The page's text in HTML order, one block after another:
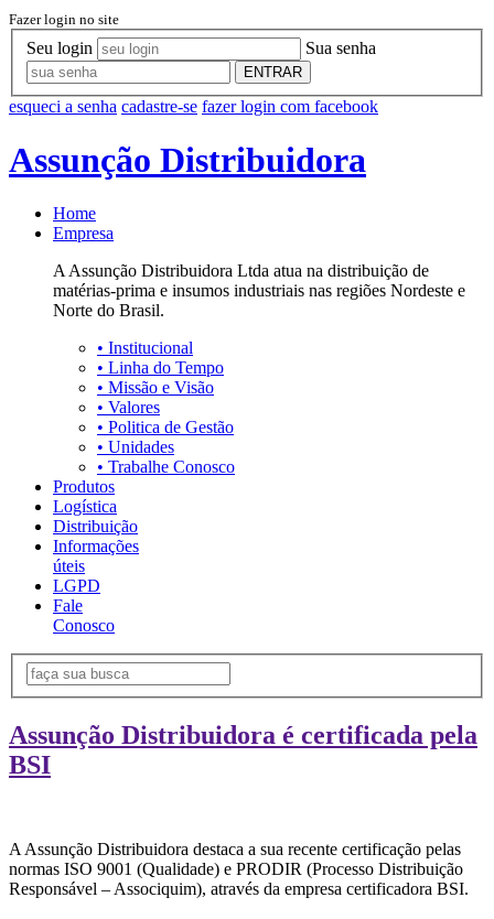
Fazer login no site
Seu login Sua senha
ENTRAR
esqueci a senha cadastre-se fazer login com facebook
Assunção Distribuidora
Home
Empresa
A Assunção Distribuidora Ltda atua na distribuição de
matérias-prima e insumos industriais nas regiões Nordeste e
Norte do Brasil.
• Institucional
• Linha do Tempo
• Missão e Visão
• Valores
• Politica de Gestão
• Unidades
• Trabalhe Conosco
Produtos
Logística
Distribuição
Informações
úteis
LGPD
Fale
Conosco
Assunção Distribuidora é certificada pela
BSI
A Assunção Distribuidora destaca a sua recente certificação pelas
normas ISO 9001 (Qualidade) e PRODIR (Processo Distribuição
Responsável – Associquim), através da empresa certificadora BSI.